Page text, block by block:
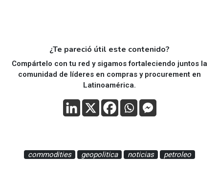
¿Te pareció útil este contenido?
Compártelo con tu red y sigamos fortaleciendo juntos la
comunidad de líderes en compras y procurement en
Latinoamérica.
commodities geopolitica noticias petroleo